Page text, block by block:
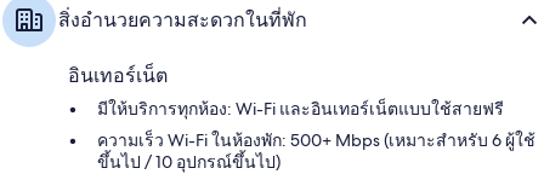
สิ่งอำนวยความสะดวกในที่พัก
อินเทอร์เน็ต
มีให้บริการทุกห้อง: Wi-Fi และอินเทอร์เน็ตแบบใช้สายฟรี
ความเร็ว Wi-Fi ในห้องพัก: 500+ Mbps (เหมาะสำหรับ 6 ผู้ใช้
ขึ้นไป / 10 อุปกรณ์ขึ้นไป)